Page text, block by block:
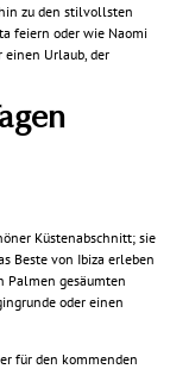
zu den stilvollsten
feiern oder wie Naomi
Urlaub, der
Küstenabschnitt; sie
Beste von Ibiza erleben
Palmen gesäumten
oder einen
für den kommenden